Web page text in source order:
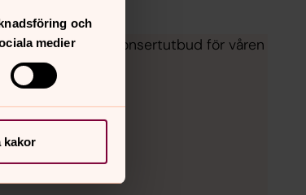
och
medier
kakor
ser ni vårt konsertutbud för våren